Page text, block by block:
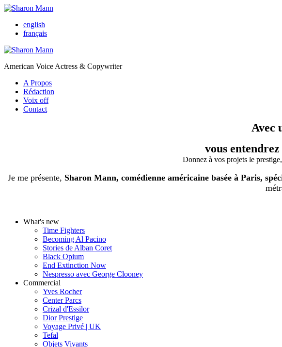
english
français
American Voice Actress & Copywriter
A Propos
Rédaction
Voix off
Contact
Avec
vous
Donnez à vos projets le
Je me présente, Sharon Mann, comédienne américaine basée à Paris,
What's new
Time Fighters
Becoming Al Pacino
Stories de Alban Coret
Black Opium
End Extinction Now
Nespresso avec George Clooney
Commercial
Yves Rocher
Center Parcs
Crizal d'Essilor
Dior Prestige
Voyage Privé | UK
Tefal
Objets Vivants